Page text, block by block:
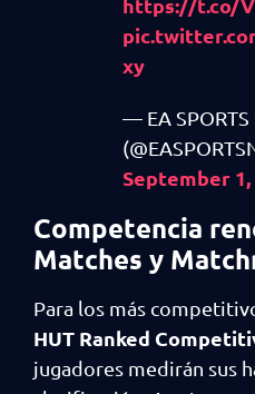
xy
— EA SPORTS
September 1,
Competencia
Matches y
Para los más
HUT Ranked
jugadores medirán sus